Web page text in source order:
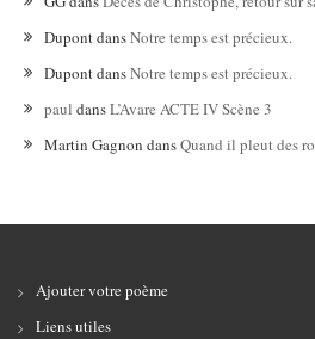
DupontdansNotre temps est précieux.
DupontdansNotre temps est précieux.
paul dansL’Avare ACTE IV Scène 3
Martin Gagnon dansQuand il pleut des
Ajouter votre poème
Liens utiles